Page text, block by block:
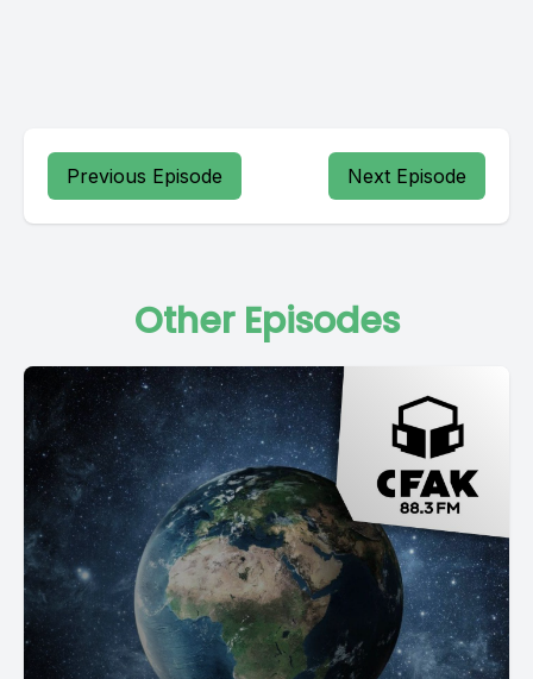
Previous Episode Next Episode
Other Episodes